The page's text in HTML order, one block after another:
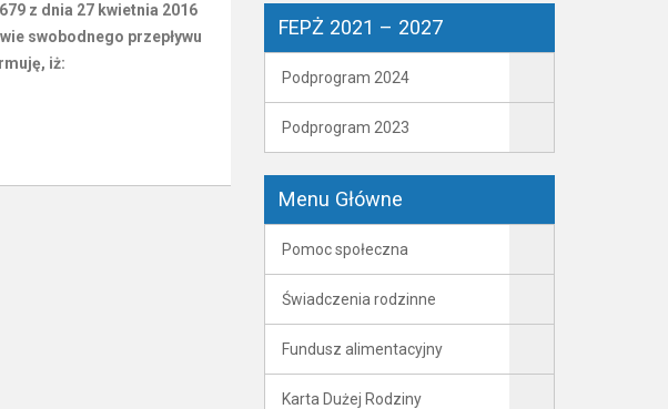
z dnia 27 kwietnia 2016
swobodnego przepływu
iż:
FEPŻ 2021 – 2027
Podprogram 2024
Podprogram 2023
Menu Główne
Pomoc społeczna
Świadczenia rodzinne
Fundusz alimentacyjny
Karta Dużej Rodziny